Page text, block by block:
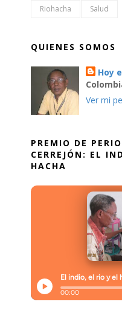
Riohacha Salud
QUIENES SOMOS
Hoy
Ver mi
PREMIO DE
CERREJÓN: EL
HACHA